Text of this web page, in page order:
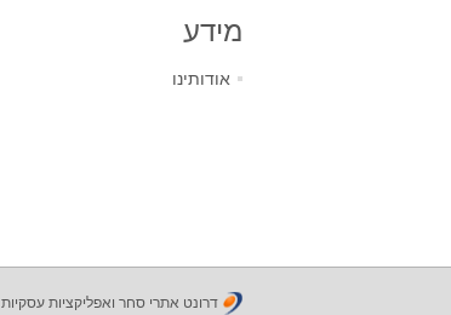
מידע
אודותינו
דרונט אתרי סחר ואפליקציות